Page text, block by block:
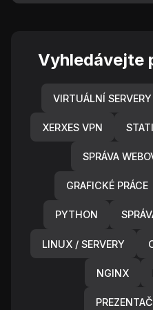
Vyhledávejte
VIRTUÁLNÍ SERVERY
XERXES VPN
SPRÁVA
GRAFICKÉ PRÁCE
PYTHON
LINUX / SERVERY
NGINX